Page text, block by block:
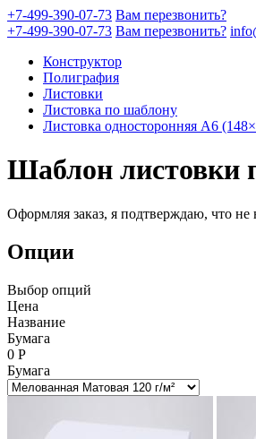
+7-499-390-07-73 Вам перезвонить?
+7-499-390-07-73 Вам перезвонить?
Конструктор
Полиграфия
Листовки
Листовка по шаблону
Листовка односторонняя A6
Шаблон листовки
Оформляя заказ, я подтверждаю, что
Опции
Выбор опций
Цена
Название
Бумага
0 Р
Бумага